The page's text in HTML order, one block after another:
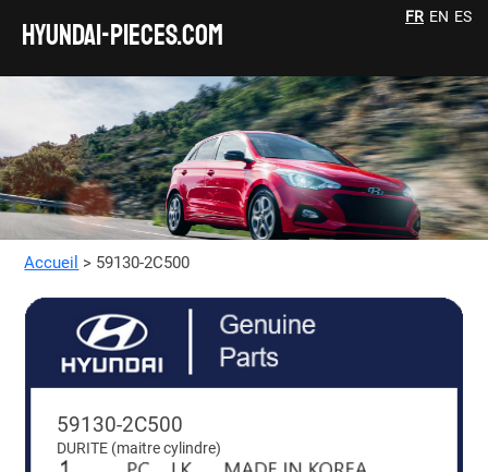
HYUNDAI-pieces.com
FR EN ES
Accueil > 59130-2C500
59130-2C500
DURITE (maitre cylindre)